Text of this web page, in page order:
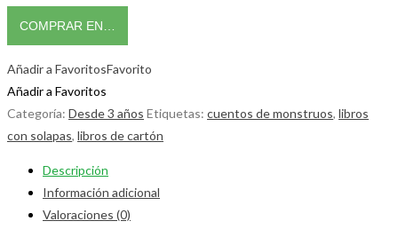
COMPRAR EN…
Añadir a FavoritosFavorito
Añadir a Favoritos
Categoría: Desde 3 años Etiquetas: cuentos de monstruos, libros
con solapas, libros de cartón
Descripción
Información adicional
Valoraciones (0)